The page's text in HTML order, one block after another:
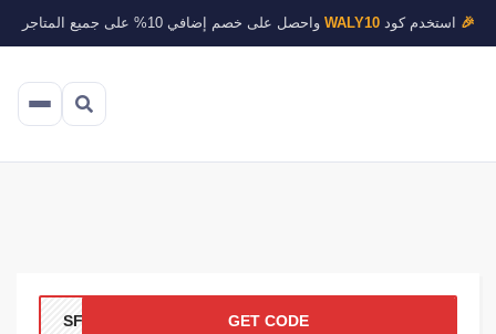
🎉استخدم كودWALY10واحصل على خصم إضافي 10% على جميع المتاجر
GET CODE